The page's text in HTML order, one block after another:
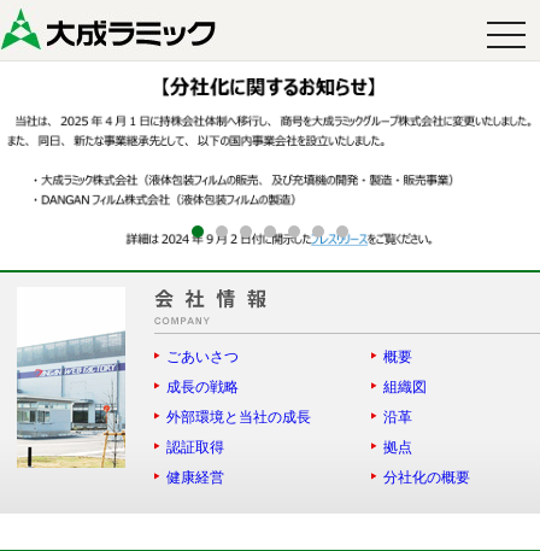
ごあいさつ
成長の戦略
外部環境と当社の成長
認証取得
健康経営
概要
組織図
沿革
拠点
分社化の概要